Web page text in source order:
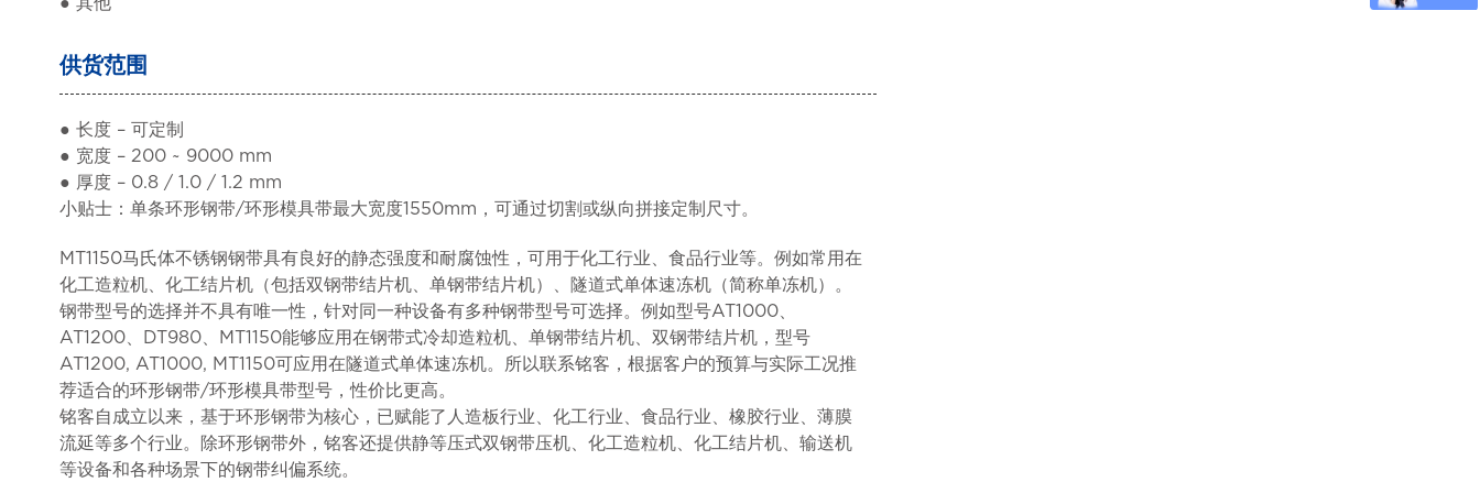
供货范围
● 长度 – 可定制
● 宽度 – 200 ~ 9000 mm
● 厚度 – 0.8 / 1.0 / 1.2 mm
小贴士：单条环形钢带/环形模具带最大宽度1550mm，可通过切割或纵向拼接定制尺寸。
MT1150马氏体不锈钢钢带具有良好的静态强度和耐腐蚀性，可用于化工行业、食品行业等。例如常用在
化工造粒机、化工结片机（包括双钢带结片机、单钢带结片机）、隧道式单体速冻机（简称单冻机）。
钢带型号的选择并不具有唯一性，针对同一种设备有多种钢带型号可选择。例如型号AT1000、
AT1200、DT980、MT1150能够应用在钢带式冷却造粒机、单钢带结片机、双钢带结片机，型号
AT1200, AT1000, MT1150可应用在隧道式单体速冻机。所以联系铭客，根据客户的预算与实际工况推
荐适合的环形钢带/环形模具带型号，性价比更高。
铭客自成立以来，基于环形钢带为核心，已赋能了人造板行业、化工行业、食品行业、橡胶行业、薄膜
流延等多个行业。除环形钢带外，铭客还提供静等压式双钢带压机、化工造粒机、化工结片机、输送机
等设备和各种场景下的钢带纠偏系统。